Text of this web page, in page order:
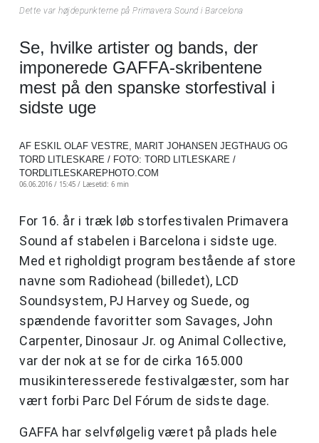
Dette var højdepunkterne på Primavera Sound i Barcelona
Se, hvilke artister og bands, der
imponerede GAFFA-skribentene
mest på den spanske storfestival i
sidste uge
AF ESKIL OLAF VESTRE, MARIT JOHANSEN JEGTHAUG OG
TORD LITLESKARE / FOTO: TORD LITLESKARE /
TORDLITLESKAREPHOTO.COM
06.06.2016 / 15:45 / Læsetid: 6 min
For 16. år i træk løb storfestivalen Primavera
Sound af stabelen i Barcelona i sidste uge.
Med et righoldigt program bestående af store
navne som Radiohead (billedet), LCD
Soundsystem, PJ Harvey og Suede, og
spændende favoritter som Savages, John
Carpenter, Dinosaur Jr. og Animal Collective,
var der nok at se for de cirka 165.000
musikinteresserede festivalgæster, som har
vært forbi Parc Del Fórum de sidste dage.
GAFFA har selvfølgelig været på plads hele